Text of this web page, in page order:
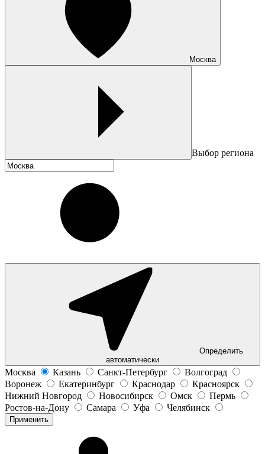
Москва
Выбор региона
Определить
автоматически
Москва Казань Санкт-Петербург
Волгоград
Воронеж
Екатеринбург Краснодар
Красноярск
Нижний Новгород
Новосибирск Омск
Пермь
Ростов-на-Дону
Самара Уфа Челябинск
Применить